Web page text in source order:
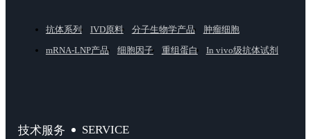
抗体系列 IVD原料 分子生物学产品
肿瘤细胞
mRNA-LNP产品
细胞因子 重组蛋白 In vivo级抗体试剂
技术服务 SERVICE